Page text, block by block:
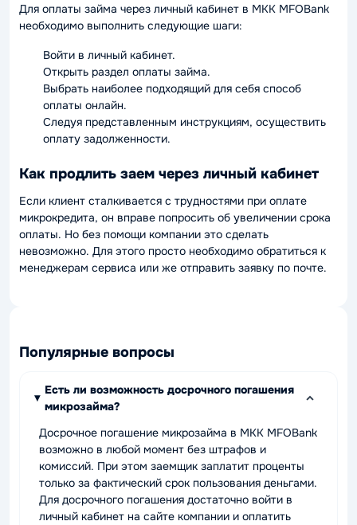
Для оплаты займа через личный кабинет в МКК MFOBank
необходимо выполнить следующие шаги:
Войти в личный кабинет.
Открыть раздел оплаты займа.
Выбрать наиболее подходящий для себя способ
оплаты онлайн.
Следуя представленным инструкциям, осуществить
оплату задолженности.
Как продлить заем через личный кабинет
Если клиент сталкивается с трудностями при оплате
микрокредита, он вправе попросить об увеличении срока
оплаты. Но без помощи компании это сделать
невозможно. Для этого просто необходимо обратиться к
менеджерам сервиса или же отправить заявку по почте.
Популярные вопросы
Есть ли возможность досрочного погашения
микрозайма?
Досрочное погашение микрозайма в МКК MFOBank
возможно в любой момент без штрафов и
комиссий. При этом заемщик заплатит проценты
только за фактический срок пользования деньгами.
Для досрочного погашения достаточно войти в
личный кабинет на сайте компании и оплатить